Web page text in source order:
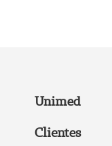
Unimed
Clientes